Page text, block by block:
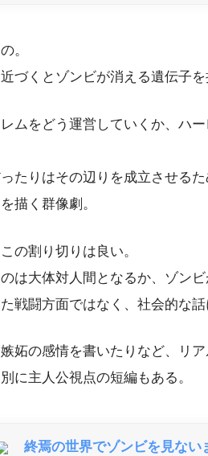
。
づくとゾンビが消える遺伝子
ムをどう運営していくか、ハ
たりはその辺りを成立させる
描く群像劇。
の割り切りは良い。
は大体対人間となるか、ゾン
戦闘方面ではなく、社会的な
妬の感情を書いたりなど、リ
に主人公視点の短編もある。
終焉の世界でゾンビを見な